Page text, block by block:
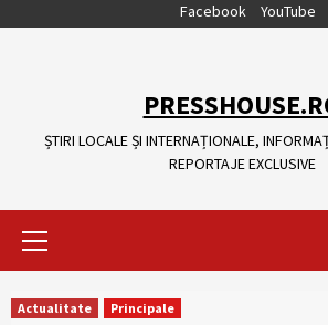
Facebook YouTube
ȘTIRI LOCALE ȘI INTERNAȚIONALE,
REPORTAJE EXCLUSIVE
Actualitate Principale